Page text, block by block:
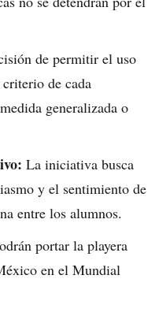
de permitir el uso
de cada
generalizada o
La iniciativa busca
y el sentimiento de
entre los alumnos.
portar la playera
en el Mundial